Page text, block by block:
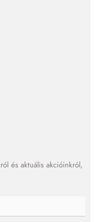
és aktuális akcióinkról,